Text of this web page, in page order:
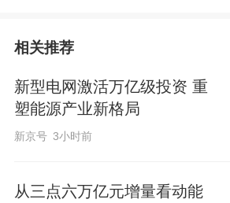
相关推荐
新型电网激活万亿级投资 重
塑能源产业新格局
新京号 3小时前
从三点六万亿元增量看动能